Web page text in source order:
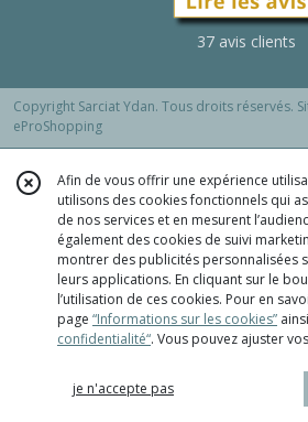
37 avis clients
Copyright Sarciat Ydan. Tous droits réservés.
eProShopping
Afin de vous offrir une expérience
utilisons des cookies fonctionnels qui
de nos services et en mesurent
également des cookies de suivi
montrer des publicités personnalisées
leurs applications. En cliquant sur le
l’utilisation de ces cookies. Pour en
page “Informations sur les cookies”
confidentialité“. Vous pouvez ajuster
je n'accepte pas